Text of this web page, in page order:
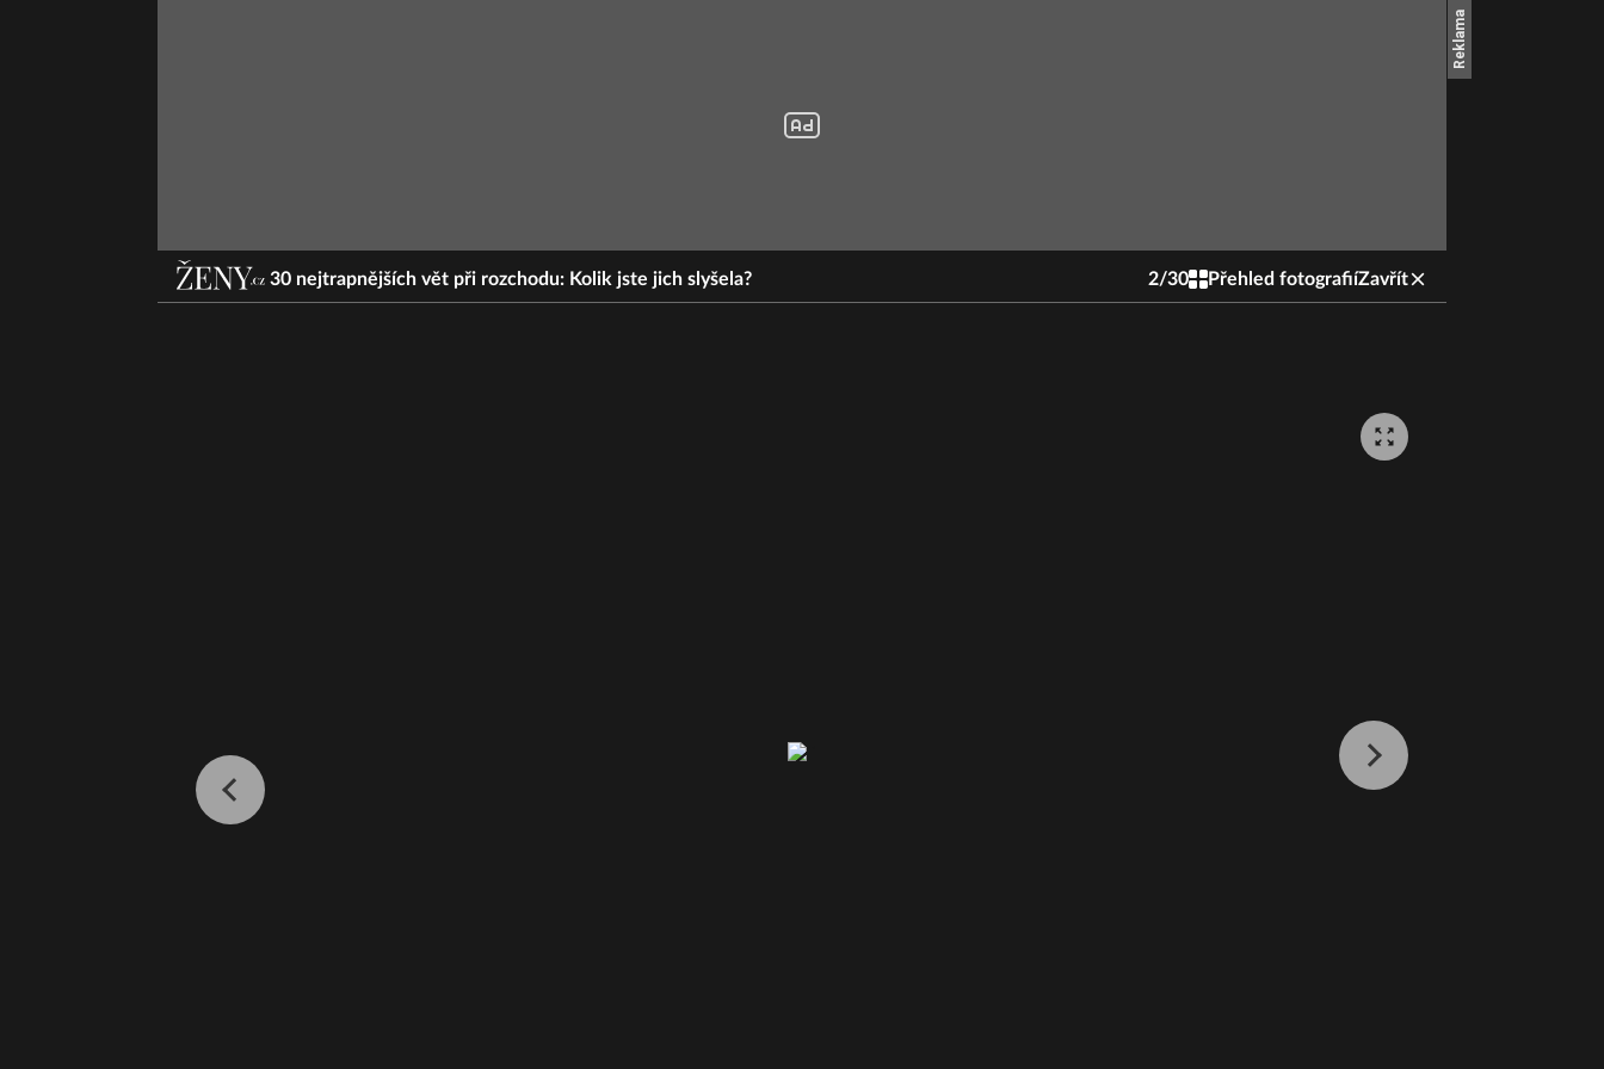
30 nejtrapnějších vět při rozchodu: Kolik jste jich slyšela? 2/30 Přehled fotografiíZavřít